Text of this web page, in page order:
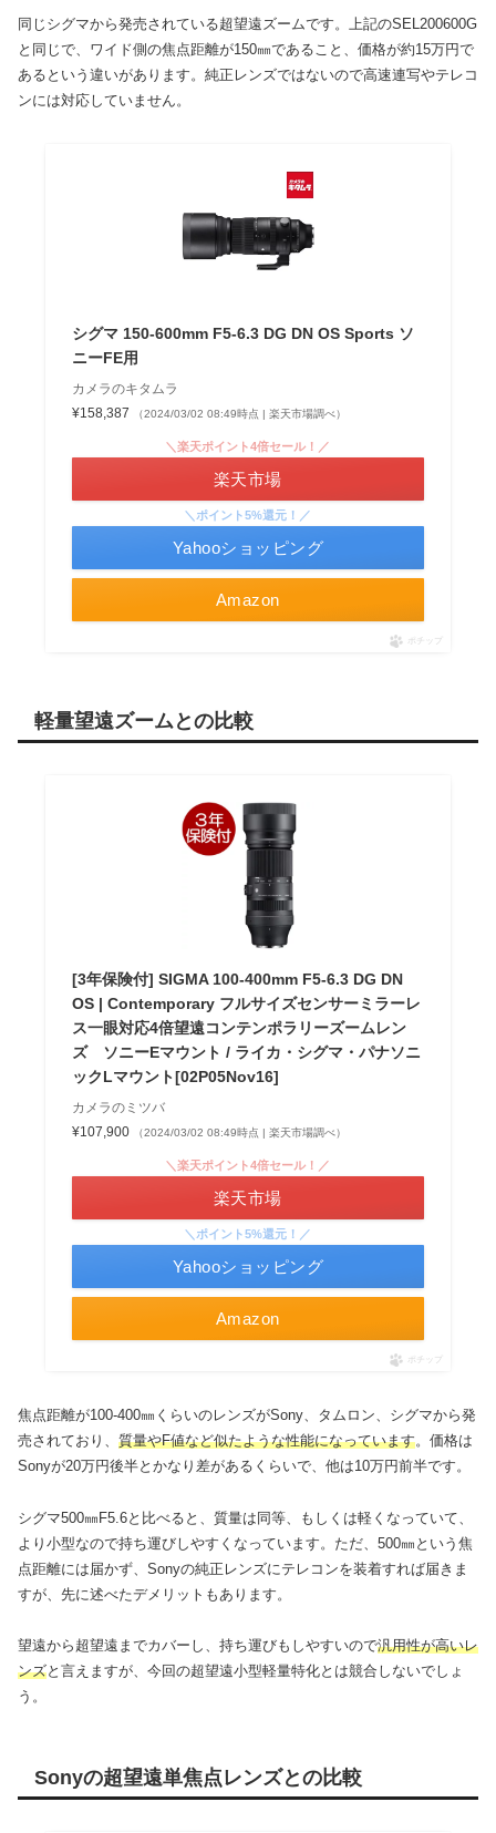
同じシグマから発売されている超望遠ズームです。上記のSEL200600G
と同じで、ワイド側の焦点距離が150㎜であること、価格が約15万円で
あるという違いがあります。純正レンズではないので高速連写やテレコ
ンには対応していません。
シグマ 150-600mm F5-6.3 DG DN OS Sports ソ
ニーFE用
カメラのキタムラ
¥158,387
（2024/03/02 08:49時点 | 楽天市場調べ）
Amazon
＼楽天ポイント4倍セール！／
楽天市場
＼ポイント5%還元！／
Yahooショッピング
ポチップ
軽量望遠ズームとの比較
[3年保険付] SIGMA 100-400mm F5-6.3 DG DN
OS | Contemporary フルサイズセンサーミラーレ
ス一眼対応4倍望遠コンテンポラリーズームレン
ズ ソニーEマウント / ライカ・シグマ・パナソニ
ックLマウント[02P05Nov16]
カメラのミツバ
¥107,900
（2024/03/02 08:49時点 | 楽天市場調べ）
Amazon
＼楽天ポイント4倍セール！／
楽天市場
＼ポイント5%還元！／
Yahooショッピング
ポチップ
焦点距離が100-400㎜くらいのレンズがSony、タムロン、シグマから発
売されており、 質量やF値など似たような性能になっています。価格は
Sonyが20万円後半とかなり差があるくらいで、他は10万円前半です。
シグマ500㎜F5.6と比べると、質量は同等、もしくは軽くなっていて、
より小型なので持ち運びしやすくなっています。ただ、500㎜という焦
点距離には届かず、Sonyの純正レンズにテレコンを装着すれば届きま
すが、先に述べたデメリットもあります。
望遠から超望遠までカバーし、持ち運びもしやすいので汎用性が高いレ
ンズと言えますが、今回の超望遠小型軽量特化とは競合しないでしょ
う。
Sonyの超望遠単焦点レンズとの比較